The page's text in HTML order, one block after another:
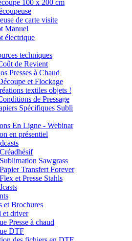
100 x 200 cm
de carte visite
Manuel
électrique
techniques
de Revient
Presses à Chaud
et Flockage
textiles objets !
de Pressage
Spécifiques Subli
En Ligne - Webinar
en présentiel
Sawgrass
Transfert Forever
et Presse Stahls
et Brochures
et driver
Presse à chaud
DTF